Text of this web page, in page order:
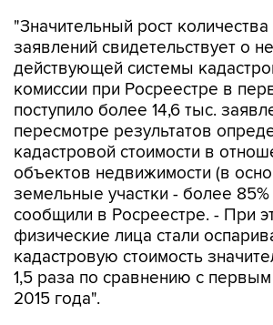
"Значительный рост
заявлений свидетельствует о
действующей системы
комиссии при Росреестре в
поступило более 14,6 тыс.
пересмотре результатов
кадастровой стоимости в
объектов недвижимости (в
земельные участки - более
сообщили в Росреестре. - При
физические лица стали
кадастровую стоимость
1,5 раза по сравнению с
2015 года".